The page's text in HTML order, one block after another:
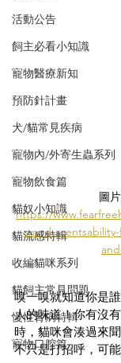
活動公告
飼主必看小知識
寵物醫療新知
預防針計畫
犬/貓常見疾病
寵物內/外寄生蟲系列
寵物飲食篇
貓奴小知識
貓流感特輯
收編貓咪系列
貓飼主常見問題
慢性腎病特輯
寵物口腔篇
圖
https://
s-and-
嗅一嗅就知道你是
人的味道！你有沒
時，貓咪會湊過來
不只是打招呼，可